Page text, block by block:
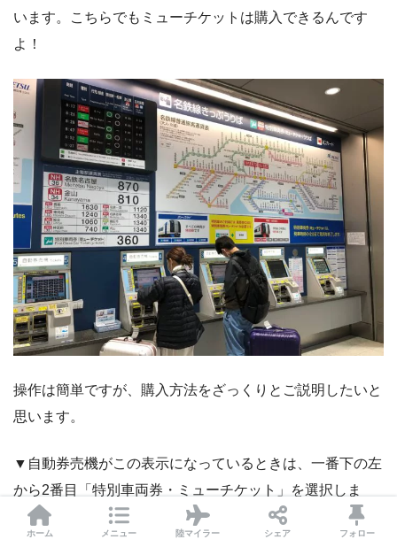
います。こちらでもミューチケットは購入できるんです
よ！
操作は簡単ですが、購入方法をざっくりとご説明したいと
思います。
▼自動券売機がこの表示になっているときは、一番下の左
から2番目「特別車両券・ミューチケット」を選択しま
す。
ホーム メニュー 陸マイラー シェア フォロー